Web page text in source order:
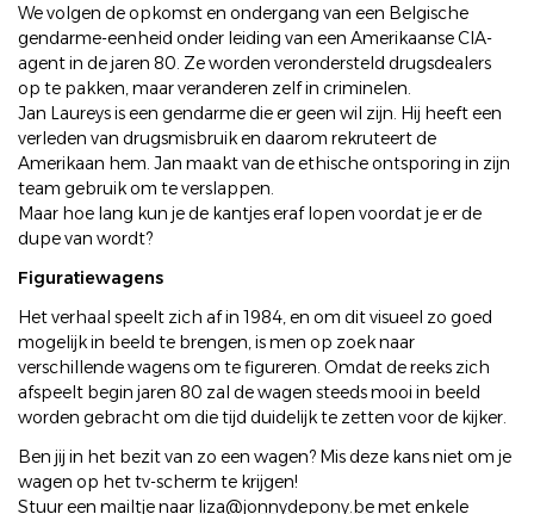
We volgen de opkomst en ondergang van een Belgische
gendarme-eenheid onder leiding van een Amerikaanse CIA-
agent in de jaren 80. Ze worden verondersteld drugsdealers
op te pakken, maar veranderen zelf in criminelen.
Jan Laureys is een gendarme die er geen wil zijn. Hij heeft een
verleden van drugsmisbruik en daarom rekruteert de
Amerikaan hem. Jan maakt van de ethische ontsporing in zijn
team gebruik om te verslappen.
Maar hoe lang kun je de kantjes eraf lopen voordat je er de
dupe van wordt?
Figuratiewagens
Het verhaal speelt zich af in 1984, en om dit visueel zo goed
mogelijk in beeld te brengen, is men op zoek naar
verschillende wagens om te figureren. Omdat de reeks zich
afspeelt begin jaren 80 zal de wagen steeds mooi in beeld
worden gebracht om die tijd duidelijk te zetten voor de kijker.
Ben jij in het bezit van zo een wagen? Mis deze kans niet om je
wagen op het tv-scherm te krijgen!
Stuur een mailtje naar liza@jonnydepony.bemet enkele